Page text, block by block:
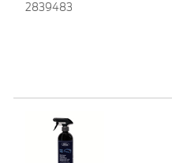
2839483